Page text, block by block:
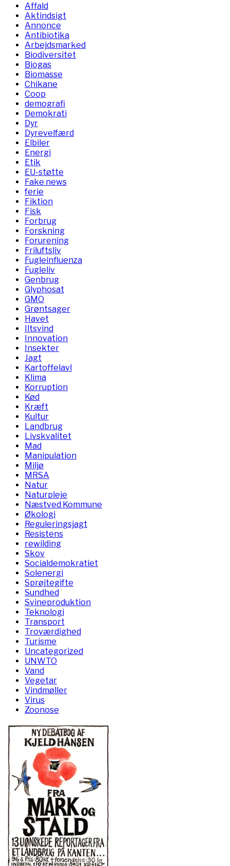
Affald
Aktindsigt
Annonce
Antibiotika
Arbejdsmarked
Biodiversitet
Biogas
Biomasse
Chikane
Coop
demografi
Demokrati
Dyr
Dyrevelfærd
Elbiler
Energi
Etik
EU-støtte
Fake news
ferie
Fiktion
Fisk
Forbrug
Forskning
Forurening
Friluftsliv
Fugleinfluenza
Fugleliv
Genbrug
Glyphosat
GMO
Grøntsager
Havet
Iltsvind
Innovation
Insekter
Jagt
Kartoffelavl
Klima
Korruption
Kød
Kræft
Kultur
Landbrug
Livskvalitet
Mad
Manipulation
Miljø
MRSA
Natur
Naturpleje
Næstved Kommune
Økologi
Reguleringsjagt
Resistens
rewilding
Skov
Socialdemokratiet
Solenergi
Sprøjtegifte
Sundhed
Svineproduktion
Teknologi
Transport
Troværdighed
Turisme
Uncategorized
UNWTO
Vand
Vegetar
Vindmøller
Virus
Zoonose